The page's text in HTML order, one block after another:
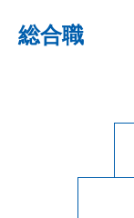
総合職